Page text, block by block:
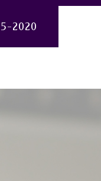
2020